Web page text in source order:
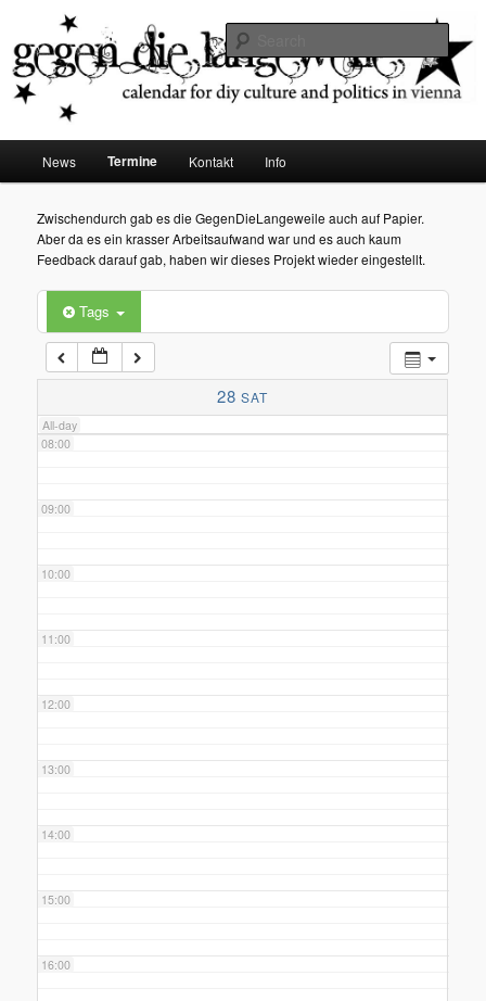
Gegen die Langeweile
diy dates vienna
Skip
to
primary
content
News Termine Kontakt Info
Zwischendurch gab es die GegenDieLangeweile auch auf Papier.
Aber da es ein krasser Arbeitsaufwand war und es auch kaum
Feedback darauf gab, haben wir dieses Projekt wieder eingestellt.
Tags
28 SAT
All-day
02:00
03:00
04:00
05:00
06:00
07:00
08:00
09:00
10:00
11:00
12:00
13:00
14:00
15:00
16:00